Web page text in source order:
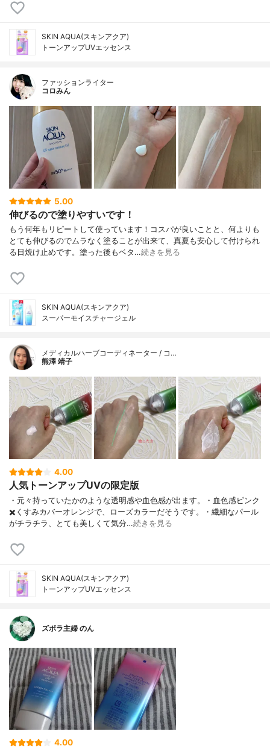
SKIN AQUA(スキンアクア)
トーンアップUVエッセンス
ファッションライター
コロみん
5.00
伸びるので塗りやすいです！
もう何年もリピートして使っています！コスパが良いことと、何よりも
とても伸びるのでムラなく塗ることが出来て、真夏も安心して付けられ
る日焼け止めです。塗った後もベタ…続きを見る
SKIN AQUA(スキンアクア)
スーパーモイスチャージェル
メディカルハーブコーディネーター / コ…
熊澤 靖子
4.00
人気トーンアップUVの限定版
・元々持っていたかのような透明感や血色感が出ます。・血色感ピンク
✖️くすみカバーオレンジで、ローズカラーだそうです。・繊細なパール
がチラチラ、とても美しくて気分…続きを見る
SKIN AQUA(スキンアクア)
トーンアップUVエッセンス
ズボラ主婦 のん
4.00